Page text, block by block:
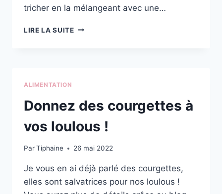
tricher en la mélangeant avec une…
LIRE LA SUITELES
ALIMENTATION
Donnez des courgettes à
vos loulous !
ParTiphaine 26 mai 2022
Je vous en ai déjà parlé des courgettes,
elles sont salvatrices pour nos loulous !